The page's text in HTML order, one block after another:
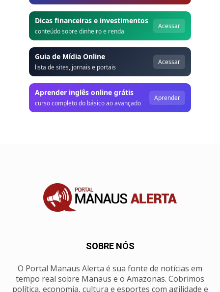
Dicas financeiras e investimentos
conteúdo sobre dinheiro e renda
Acessar
Guia de Mídia Online
lista de sites, jornais e portais
Acessar
Aprender inglês online grátis
curso completo do básico ao avançado
Aprender
SOBRE NÓS
O Portal Manaus Alerta é sua fonte de notícias em
tempo real sobre Manaus e o Amazonas. Cobrimos
política, economia, cultura e esportes com agilidade e